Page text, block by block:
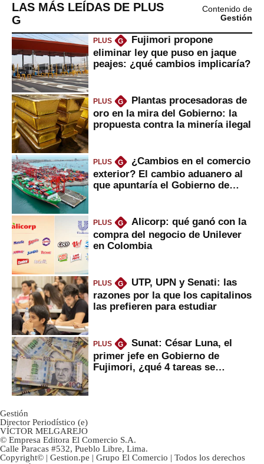
LAS MÁS LEÍDAS DE PLUS
G
Contenido de
Gestión
PLUS G
Fujimori propone
eliminar ley que puso en jaque
peajes: ¿qué cambios implicaría?
PLUS G
Plantas procesadoras de
oro en la mira del Gobierno: la
propuesta contra la minería ilegal
PLUS G
¿Cambios en el comercio
exterior? El cambio aduanero al
que apuntaría el Gobierno de
PLUS G
Alicorp: qué ganó con la
compra del negocio de Unilever
en Colombia
PLUS G
UTP, UPN y Senati: las
razones por la que los capitalinos
las prefieren para estudiar
PLUS G
Sunat: César Luna, el
primer jefe en Gobierno de
Fujimori, ¿qué 4 tareas se
Gestión
Director Periodístico (e)
VÍCTOR MELGAREJO
© Empresa Editora El Comercio S.A.
Calle Paracas #532, Pueblo Libre, Lima.
Copyright© | Gestion.pe | Grupo El Comercio | Todos los derechos